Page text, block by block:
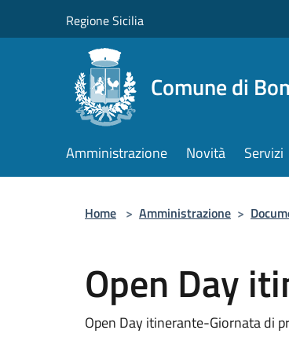
Regione Sicilia
Comune di
Amministrazione Novità Servizi
Home > Amministrazione >
Open Day
Open Day itinerante-Giornata di